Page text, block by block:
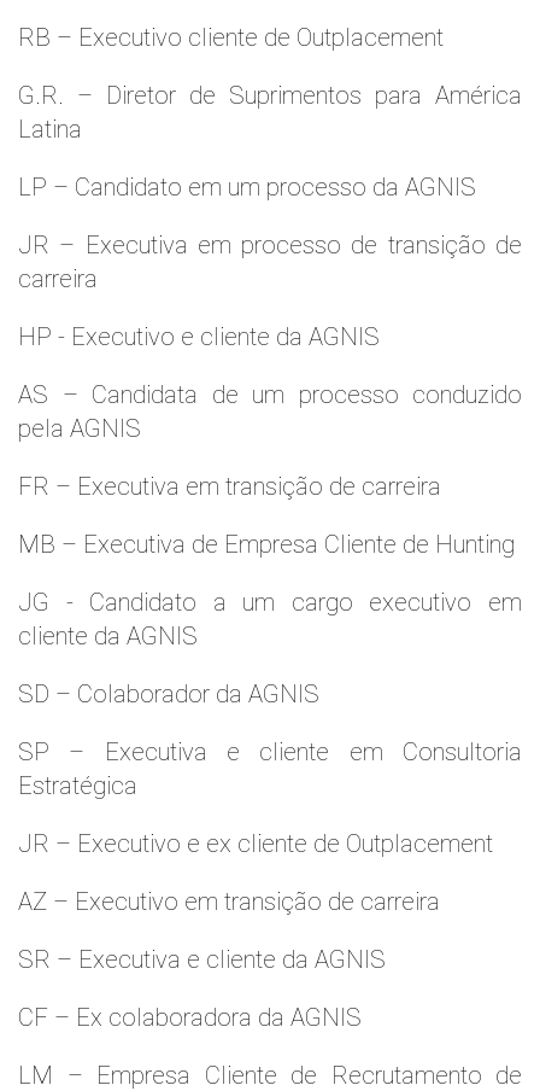
RB – Executivo cliente de Outplacement
G.R. – Diretor de Suprimentos para América
Latina
LP – Candidato em um processo da AGNIS
JR – Executiva em processo de transição de
carreira
HP - Executivo e cliente da AGNIS
AS – Candidata de um processo conduzido
pela AGNIS
FR – Executiva em transição de carreira
MB – Executiva de Empresa Cliente de Hunting
JG - Candidato a um cargo executivo em
cliente da AGNIS
SD – Colaborador da AGNIS
SP – Executiva e cliente em Consultoria
Estratégica
JR – Executivo e ex cliente de Outplacement
AZ – Executivo em transição de carreira
SR – Executiva e cliente da AGNIS
CF – Ex colaboradora da AGNIS
LM – Empresa Cliente de Recrutamento de